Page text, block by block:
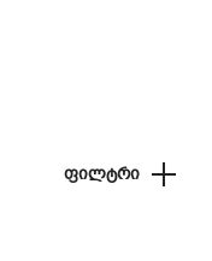
ᲤᲘᲚᲢᲠᲘ